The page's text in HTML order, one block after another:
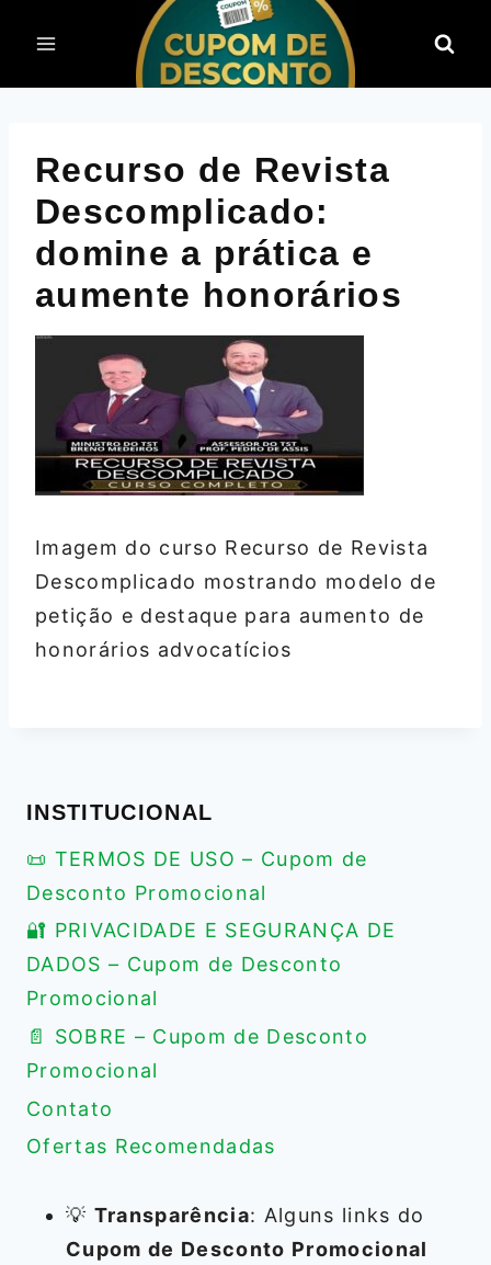
para
o
Recurso de Revista
Descomplicado:
domine a prática e
aumente honorários
Imagem do curso Recurso de Revista
Descomplicado mostrando modelo de
petição e destaque para aumento de
honorários advocatícios
INSTITUCIONAL
📜 TERMOS DE USO – Cupom de
Desconto Promocional
🔐 PRIVACIDADE E SEGURANÇA DE
DADOS – Cupom de Desconto
Promocional
📄 SOBRE – Cupom de Desconto
Promocional
Contato
Ofertas Recomendadas
💡 Transparência: Alguns links do
Cupom de Desconto Promocional